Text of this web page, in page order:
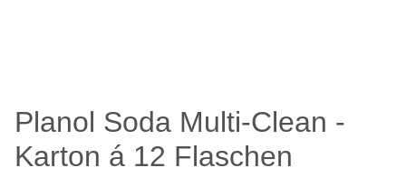
Planol Soda Multi-Clean -
Karton á 12 Flaschen